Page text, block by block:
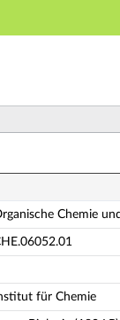
Chemie
für Chemie